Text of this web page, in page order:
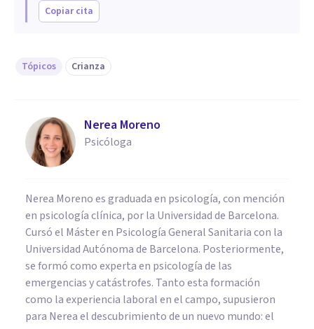
Copiar cita
Tópicos Crianza
Nerea Moreno
Psicóloga
Nerea Moreno es graduada en psicología, con mención
en psicología clínica, por la Universidad de Barcelona.
Cursó el Máster en Psicología General Sanitaria con la
Universidad Autónoma de Barcelona. Posteriormente,
se formó como experta en psicología de las
emergencias y catástrofes. Tanto esta formación
como la experiencia laboral en el campo, supusieron
para Nerea el descubrimiento de un nuevo mundo: el